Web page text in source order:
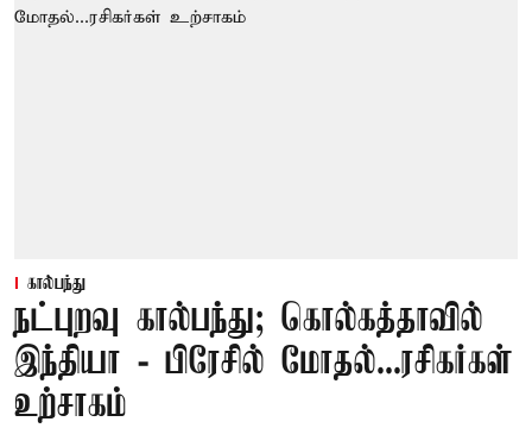
கால்பந்து
நட்புறவு கால்பந்து; கொல்கத்தாவில்
இந்தியா - பிரேசில் மோதல்...ரசிகர்கள்
உற்சாகம்